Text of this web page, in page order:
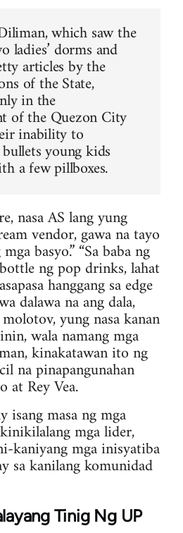
which saw the
ladies’ dorms and
articles by the
of the State,
in the
of the Quezon City
inability to
young kids
a few pillboxes.
nasa AS lang yung
vendor, gawa na tayo
basyo.” “Sa baba ng
ng pop drinks, lahat
hanggang sa edge
dalawa na ang dala,
yung nasa kanan
wala namang mga
kinakatawan ito ng
na pinapangunahan
at Rey Vea.
isang masa ng mga
mga lider,
kaniyang mga inisyatiba
sa kanilang komunidad
Tinig Ng UP